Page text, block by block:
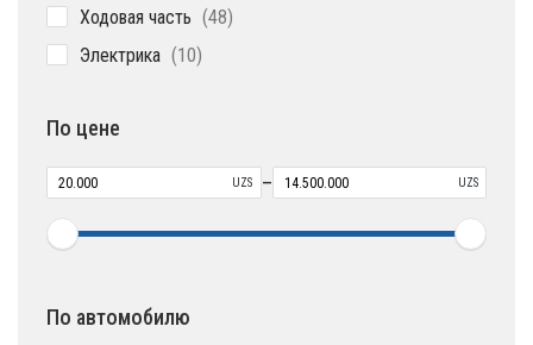
Ходовая часть 4848
Электрика 1010
По цене
UZS – UZS
По автомобилю